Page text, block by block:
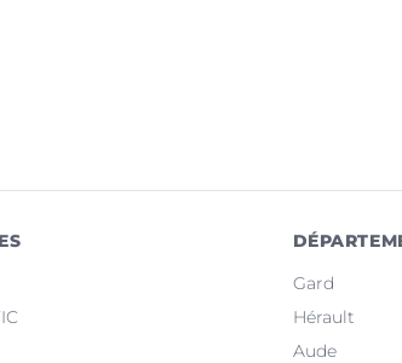
Gard
Hérault
Aude